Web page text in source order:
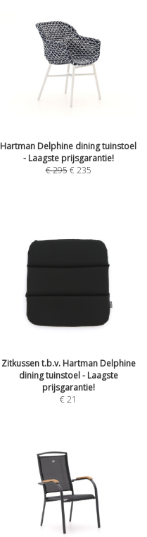
Hartman Delphine dining tuinstoel
- Laagste prijsgarantie!
€295 €235
Zitkussen t.b.v. Hartman Delphine
dining tuinstoel - Laagste
prijsgarantie!
€21